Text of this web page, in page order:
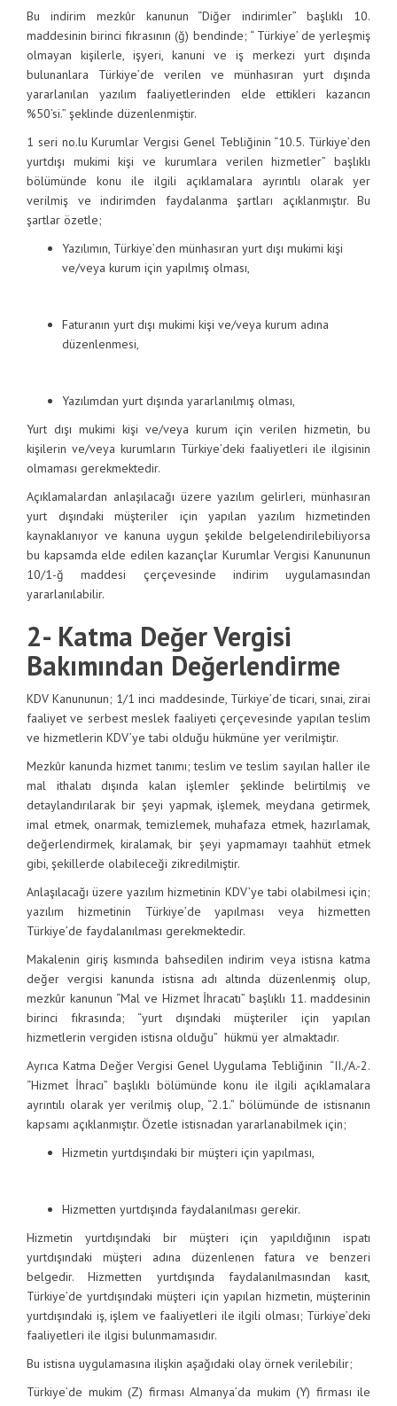
Bu indirim mezkûr kanunun “Diğer indirimler” başlıklı 10.
maddesinin birinci fıkrasının (ğ) bendinde; “ Türkiye’ de yerleşmiş
olmayan kişilerle, işyeri, kanuni ve iş merkezi yurt dışında
bulunanlara Türkiye’de verilen ve münhasıran yurt dışında
yararlanılan yazılım faaliyetlerinden elde ettikleri kazancın
%50’si.” şeklinde düzenlenmiştir.
1 seri no.lu Kurumlar Vergisi Genel Tebliğinin “10.5. Türkiye’den
yurtdışı mukimi kişi ve kurumlara verilen hizmetler” başlıklı
bölümünde konu ile ilgili açıklamalara ayrıntılı olarak yer
verilmiş ve indirimden faydalanma şartları açıklanmıştır. Bu
şartlar özetle;
Yazılımın, Türkiye’den münhasıran yurt dışı mukimi kişi
ve/veya kurum için yapılmış olması,
Faturanın yurt dışı mukimi kişi ve/veya kurum adına
düzenlenmesi,
Yazılımdan yurt dışında yararlanılmış olması,
Yurt dışı mukimi kişi ve/veya kurum için verilen hizmetin, bu
kişilerin ve/veya kurumların Türkiye’deki faaliyetleri ile ilgisinin
olmaması gerekmektedir.
Açıklamalardan anlaşılacağı üzere yazılım gelirleri, münhasıran
yurt dışındaki müşteriler için yapılan yazılım hizmetinden
kaynaklanıyor ve kanuna uygun şekilde belgelendirilebiliyorsa
bu kapsamda elde edilen kazançlar Kurumlar Vergisi Kanununun
10/1-ğ maddesi çerçevesinde indirim uygulamasından
yararlanılabilir.
2- Katma Değer Vergisi
Bakımından Değerlendirme
KDV Kanununun; 1/1 inci maddesinde, Türkiye’de ticari, sınai, zirai
faaliyet ve serbest meslek faaliyeti çerçevesinde yapılan teslim
ve hizmetlerin KDV’ye tabi olduğu hükmüne yer verilmiştir.
Mezkûr kanunda hizmet tanımı; teslim ve teslim sayılan haller ile
mal ithalatı dışında kalan işlemler şeklinde belirtilmiş ve
detaylandırılarak bir şeyi yapmak, işlemek, meydana getirmek,
imal etmek, onarmak, temizlemek, muhafaza etmek, hazırlamak,
değerlendirmek, kiralamak, bir şeyi yapmamayı taahhüt etmek
gibi, şekillerde olabileceği zikredilmiştir.
Anlaşılacağı üzere yazılım hizmetinin KDV’ye tabi olabilmesi için;
yazılım hizmetinin Türkiye’de yapılması veya hizmetten
Türkiye’de faydalanılması gerekmektedir.
Makalenin giriş kısmında bahsedilen indirim veya istisna katma
değer vergisi kanunda istisna adı altında düzenlenmiş olup,
mezkûr kanunun “Mal ve Hizmet İhracatı” başlıklı 11. maddesinin
birinci fıkrasında; “yurt dışındaki müşteriler için yapılan
hizmetlerin vergiden istisna olduğu” hükmü yer almaktadır.
Ayrıca Katma Değer Vergisi Genel Uygulama Tebliğinin “II./A.-2.
“Hizmet İhracı” başlıklı bölümünde konu ile ilgili açıklamalara
ayrıntılı olarak yer verilmiş olup, “2.1.” bölümünde de istisnanın
kapsamı açıklanmıştır. Özetle istisnadan yararlanabilmek için;
Hizmetin yurtdışındaki bir müşteri için yapılması,
Hizmetten yurtdışında faydalanılması gerekir.
Hizmetin yurtdışındaki bir müşteri için yapıldığının ispatı
yurtdışındaki müşteri adına düzenlenen fatura ve benzeri
belgedir. Hizmetten yurtdışında faydalanılmasından kasıt,
Türkiye’de yurtdışındaki müşteri için yapılan hizmetin, müşterinin
yurtdışındaki iş, işlem ve faaliyetleri ile ilgili olması; Türkiye’deki
faaliyetleri ile ilgisi bulunmamasıdır.
Bu istisna uygulamasına ilişkin aşağıdaki olay örnek verilebilir;
Türkiye’de mukim (Z) firması Almanya’da mukim (Y) firması ile